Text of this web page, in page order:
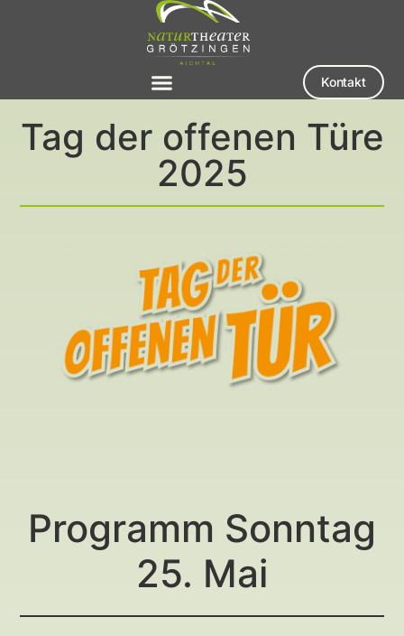
Kontakt
Tag der offenen Türe
2025
Programm Sonntag
25. Mai